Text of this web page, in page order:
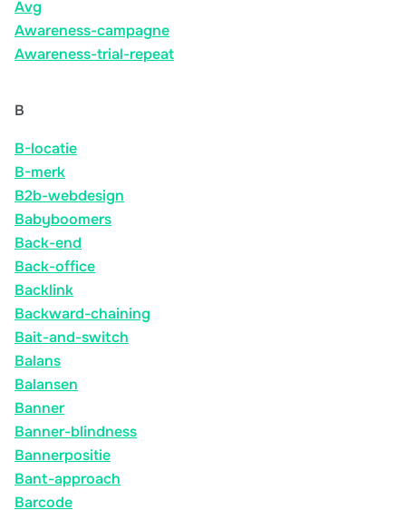
Avg
Awareness-campagne
Awareness-trial-repeat
B
B-locatie
B-merk
B2b-webdesign
Babyboomers
Back-end
Back-office
Backlink
Backward-chaining
Bait-and-switch
Balans
Balansen
Banner
Banner-blindness
Bannerpositie
Bant-approach
Barcode